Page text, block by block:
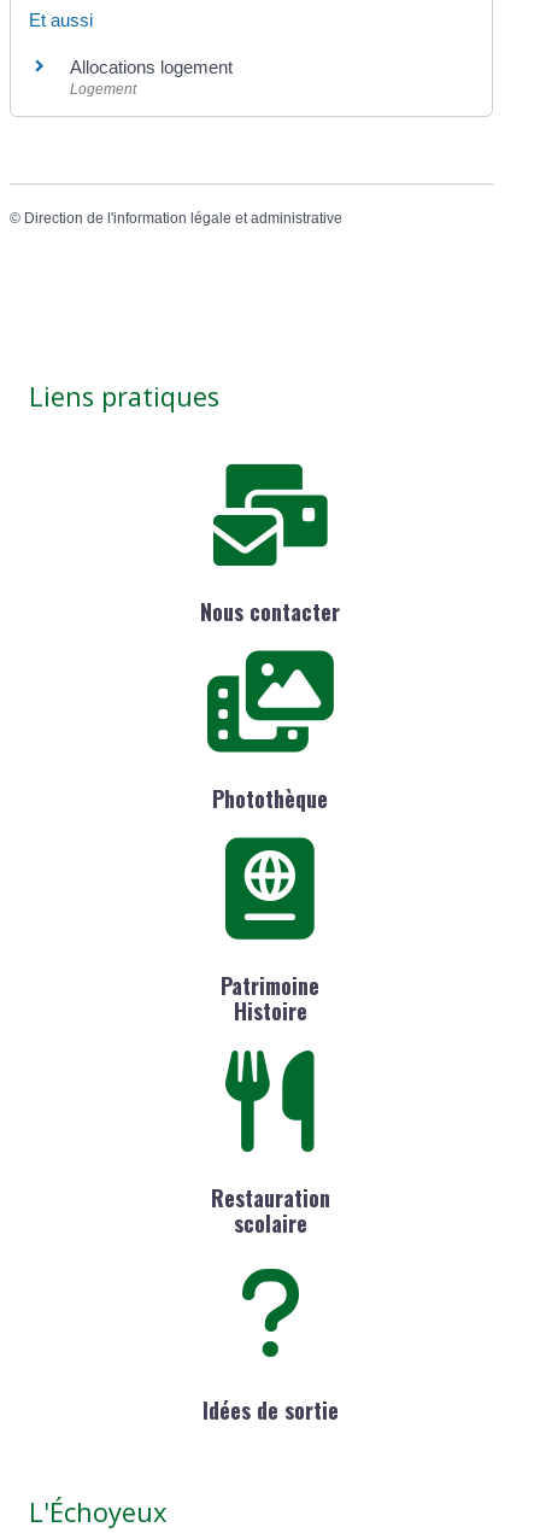
Et aussi
Allocations logement
Logement
© Direction de l'information légale et administrative
Liens pratiques
Nous contacter
Photothèque
Patrimoine
Histoire
Restauration
scolaire
Idées de sortie
L'Échoyeux